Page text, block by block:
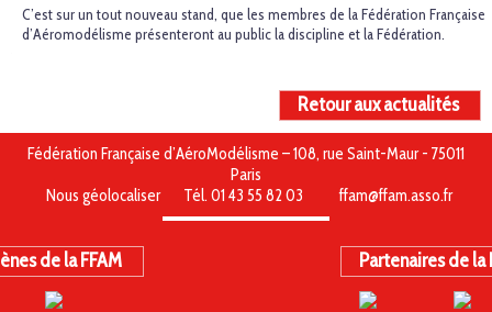
C’est sur un tout nouveau stand, que les membres de la Fédération Française
d’Aéromodélisme présenteront au public la discipline et la Fédération.
Retour aux actualités
Fédération Française d’AéroModélisme – 108, rue Saint-Maur - 75011
Paris
Nous géolocaliser
Tél. 01 43 55 82 03 ffam@ffam.asso.fr
de la FFAM Partenaires de la